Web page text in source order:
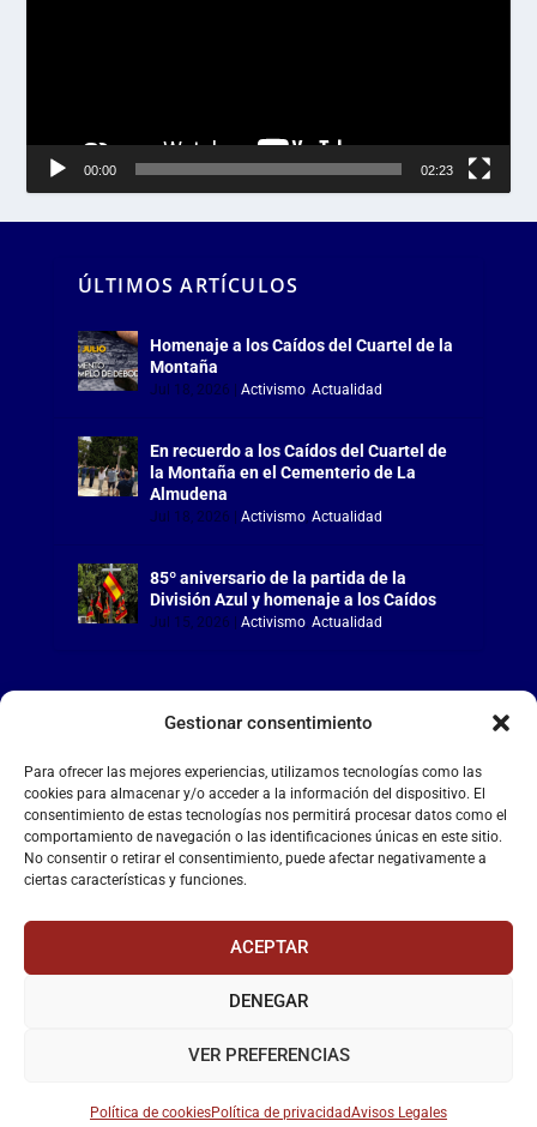
Gestionar consentimiento
Para ofrecer las mejores experiencias, utilizamos tecnologías como las
cookies para almacenar y/o acceder a la información del dispositivo. El
consentimiento de estas tecnologías nos permitirá procesar datos como el
comportamiento de navegación o las identificaciones únicas en este sitio.
No consentir o retirar el consentimiento, puede afectar negativamente a
ciertas características y funciones.
ACEPTAR
DENEGAR
VER PREFERENCIAS
Política de cookiesPolítica de privacidadAvisos Legales
00:00 02:23
ÚLTIMOS ARTÍCULOS
Homenaje a los Caídos del Cuartel de la
Montaña
Jul 18, 2026 | Activismo, Actualidad
En recuerdo a los Caídos del Cuartel de
la Montaña en el Cementerio de La
Almudena
Jul 18, 2026 | Activismo, Actualidad
85º aniversario de la partida de la
División Azul y homenaje a los Caídos
Jul 15, 2026 | Activismo, Actualidad
LA FALANGE
Reproductor
de
vídeo